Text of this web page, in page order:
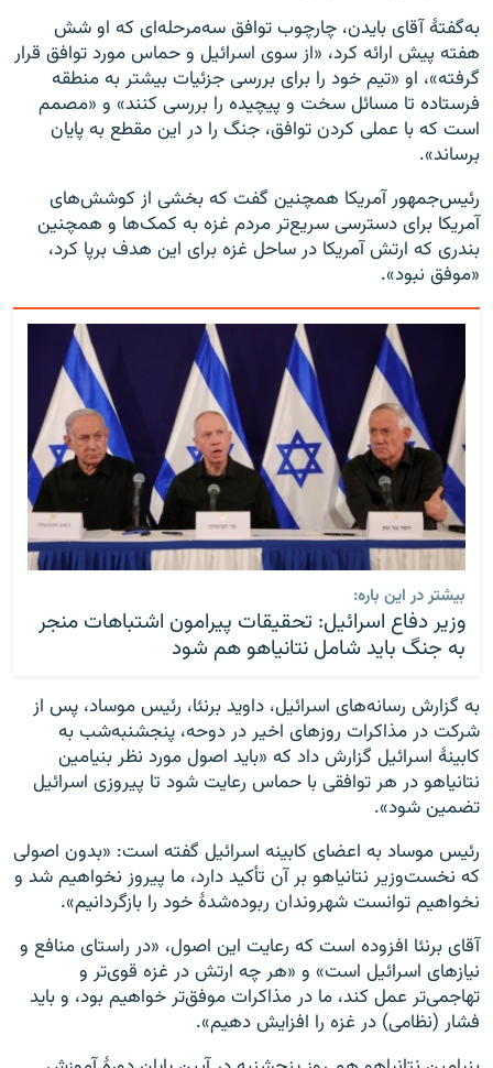
به‌گفتهٔ آقای بایدن، چارچوب توافق سه‌مرحله‌ای که او شش
هفته پیش ارائه کرد، «از سوی اسرائیل و حماس مورد توافق قرار
گرفته»، او «تیم خود را برای بررسی جزئیات بیشتر به منطقه
فرستاده تا مسائل سخت و پیچیده را بررسی کنند» و «مصمم
است که با عملی کردن توافق، جنگ را در این مقطع به پایان
برساند».
رئیس‌جمهور آمریکا همچنین گفت که بخشی از کوشش‌های
آمریکا برای دسترسی سریع‌تر مردم غزه به کمک‌ها و همچنین
بندری که ارتش آمریکا در ساحل غزه برای این هدف برپا کرد،
«موفق نبود».
بیشتر در این باره:
وزیر دفاع اسرائیل: تحقیقات پیرامون اشتباهات منجر
به جنگ باید شامل نتانیاهو هم شود
به گزارش رسانه‌های اسرائیل، داوید برنئا، رئیس موساد، پس از
شرکت در مذاکرات روزهای اخیر در دوحه، پنجشنبه‌شب به
کابینهٔ اسرائیل گزارش داد که «باید اصول مورد نظر بنیامین
نتانیاهو در هر توافقی با حماس رعایت شود تا پیروزی اسرائیل
تضمین شود».
رئیس موساد به اعضای کابینه اسرائیل گفته است: «بدون اصولی
که نخست‌وزیر نتانیاهو بر آن تأکید دارد، ما پیروز نخواهیم شد و
نخواهیم توانست شهروندان ربوده‌شدهٔ خود را بازگردانیم».
آقای برنئا افزوده است که رعایت این اصول، «در راستای منافع و
نیازهای اسرائیل است» و «هر چه ارتش در غزه قوی‌تر و
تهاجمی‌تر عمل کند، ما در مذاکرات موفق‌تر خواهیم بود، و باید
فشار (نظامی) در غزه را افزایش دهیم».